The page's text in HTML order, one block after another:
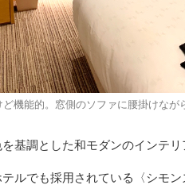
ど機能的。窓側のソファに腰掛けなが
基調とした和モダンのインテリ
ルでも採用されている〈シモン